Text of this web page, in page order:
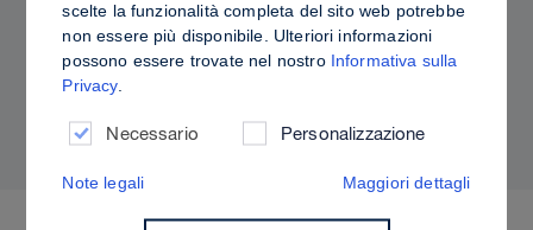
Contouring in crema o in polvere: differenze,
vantaggi e come scegliere i prodotti più
scelte la funzionalità completa del sito web potrebbe
non essere più disponibile. Ulteriori informazioni
possono essere trovate nel nostro Informativa sulla
Privacy.
Necessario Personalizzazione
Note legali Maggiori dettagli